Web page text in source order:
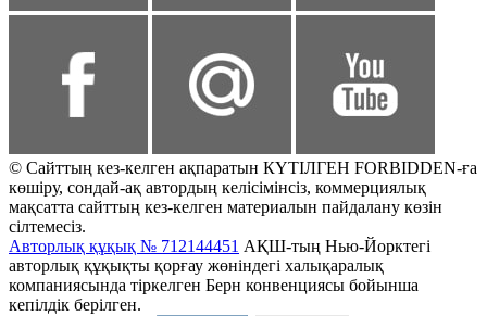
© Сайттың кез-келген ақпаратын КҮТІЛГЕН FORBIDDEN-ға
көшіру, сондай-ақ автордың келісімінсіз, коммерциялық
мақсатта сайттың кез-келген материалын пайдалану көзін
сілтемесіз.
Авторлық құқық № 712144451 АҚШ-тың Нью-Йорктегі
авторлық құқықты қорғау жөніндегі халықаралық
компаниясында тіркелген Берн конвенциясы бойынша
кепілдік берілген.